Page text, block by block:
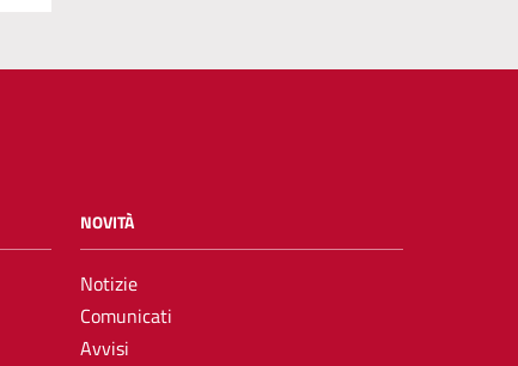
NOVITÀ
Notizie
Comunicati
Avvisi